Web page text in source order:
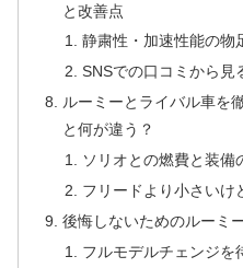
と改善点
静粛性・加速性能の物
SNSでの口コミから見
ルーミーとライバル車を
と何が違う？
ソリオとの燃費と装備
フリードより小さいけ
後悔しないためのルーミ
フルモデルチェンジを